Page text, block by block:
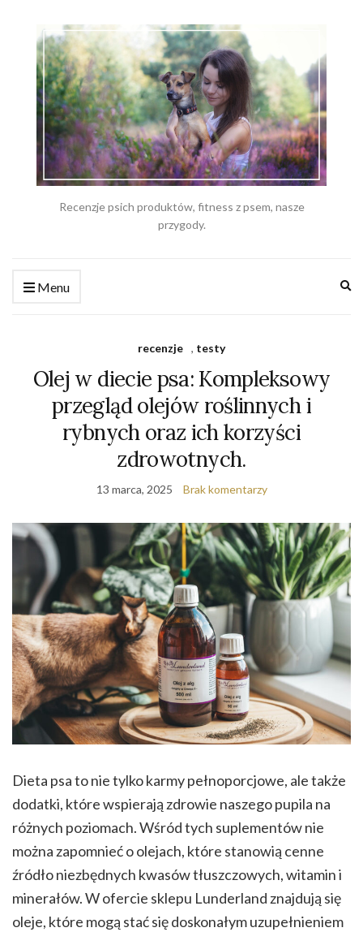
Recenzje psich produktów, fitness z psem, nasze
przygody.
Menu
recenzje , testy
Olej w diecie psa: Kompleksowy
przegląd olejów roślinnych i
rybnych oraz ich korzyści
zdrowotnych.
13 marca, 2025 Brak komentarzy
Dieta psa to nie tylko karmy pełnoporcjowe, ale także
dodatki, które wspierają zdrowie naszego pupila na
różnych poziomach. Wśród tych suplementów nie
można zapomnieć o olejach, które stanowią cenne
źródło niezbędnych kwasów tłuszczowych, witamin i
minerałów. W ofercie sklepu Lunderland znajdują się
oleje, które mogą stać się doskonałym uzupełnieniem